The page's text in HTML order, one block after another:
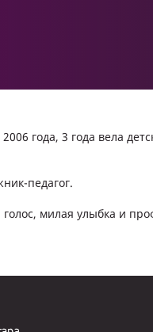
года, 3 года вела
педагог.
милая улыбка и